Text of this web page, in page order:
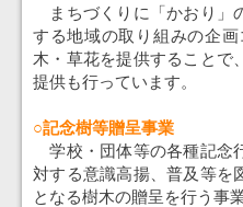
まちづくりに「かおり」
する地域の取り組みの企
木・草花を提供することで
提供も行っています。
○記念樹等贈呈事業
学校・団体等の各種記念
対する意識高揚、普及等を
となる樹木の贈呈を行う事